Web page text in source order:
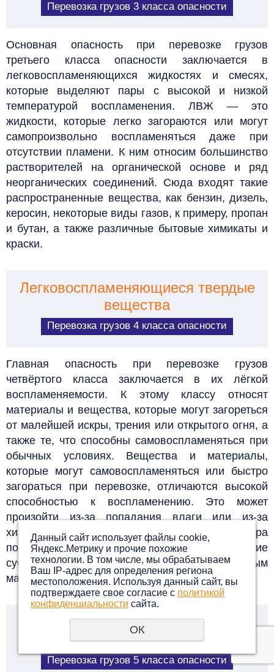
Перевозка грузов 3 класса опасности
Основная опасность при перевозке грузов
третьего класса опасности заключается в
легковоспламеняющихся жидкостях и смесях,
которые выделяют пары с высокой и низкой
температурой воспламенения. ЛВЖ — это
жидкости, которые легко загораются или могут
самопроизвольно воспламеняться даже при
отсутствии пламени. К ним относим большинство
растворителей на органической основе и ряд
неорганических соединений. Сюда входят такие
распространенные вещества, как бензин, дизель,
керосин, некоторые виды газов, к примеру, пропан
и бутан, а также различные бытовые химикаты и
краски.
Легковоспламеняющиеся твердые
вещества
Перевозка грузов 4 класса опасности
Главная опасность при перевозке грузов
четвёртого класса заключается в их лёгкой
воспламеняемости. К этому классу относят
материалы и вещества, которые могут загореться
от малейшей искры, трения или открытого огня, а
также те, что способны самовоспламеняться при
обычных условиях. Вещества и материалы,
которые могут самовоспламеняться или быстро
загораться при перевозке, отличаются высокой
способностью к воспламенению. Это может
произойти из-за попадания влаги или из-за
химических реакций, особенно если температура
повышается. Важно отметить, что такие
субстанции не относятся к взрывчатым
материалам.
Окисляющие вещества и
органические пероксиды
Перевозка грузов 5 класса опасности
Данный сайт использует файлы cookie,
Яндекс.Метрику и прочие похожие
технологии. В том числе, мы обрабатываем
Ваш IP-адрес для определения региона
местоположения. Используя данный сайт, вы
подтверждаете свое согласие с политикой
конфиденциальности сайта.
ОК